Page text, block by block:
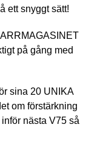
ett snyggt sätt!
på gång med
sina 20 UNIKA
om förstärkning
nästa V75 så